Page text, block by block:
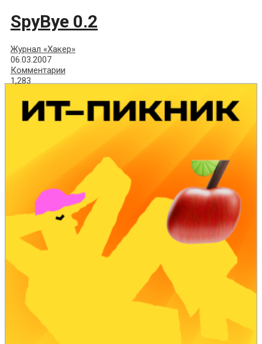
SpyBye 0.2
Журнал «Хакер»
06.03.2007
Комментарии
1,283